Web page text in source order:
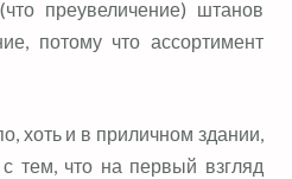
преувеличение) штанов
потому что ассортимент
хоть и в приличном здании,
тем, что на первый взгляд